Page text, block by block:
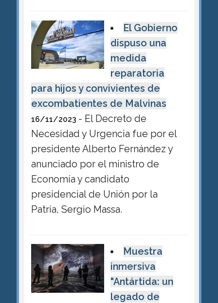
El Gobierno
dispuso una
medida
reparatoria
para hijos y convivientes de
excombatientes de Malvinas
16/11/2023 - El Decreto de
Necesidad y Urgencia fue por el
presidente Alberto Fernández y
anunciado por el ministro de
Economía y candidato
presidencial de Unión por la
Patria, Sergio Massa.
Muestra
inmersiva
"Antártida: un
legado de